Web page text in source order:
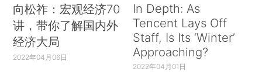
向松祚：宏观经济70
讲，带你了解国内外
经济大局
2022年04月06日
In Depth: As
Tencent Lays Off
Staff, Is Its ‘Winter’
Approaching?
2022年04月01日